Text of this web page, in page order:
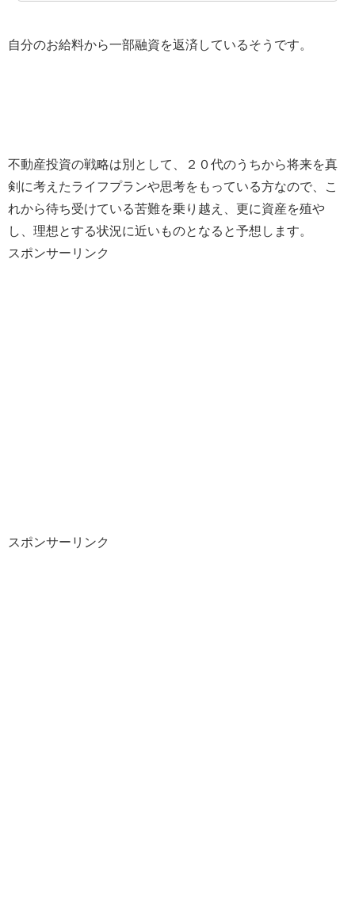
自分のお給料から一部融資を返済しているそうです。
不動産投資の戦略は別として、２０代のうちから将来を真
剣に考えたライフプランや思考をもっている方なので、こ
れから待ち受けている苦難を乗り越え、更に資産を殖や
し、理想とする状況に近いものとなると予想します。
スポンサーリンク
スポンサーリンク